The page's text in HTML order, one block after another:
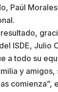
Paúl
ISDE, Julio
a todo su
y
comienza”,